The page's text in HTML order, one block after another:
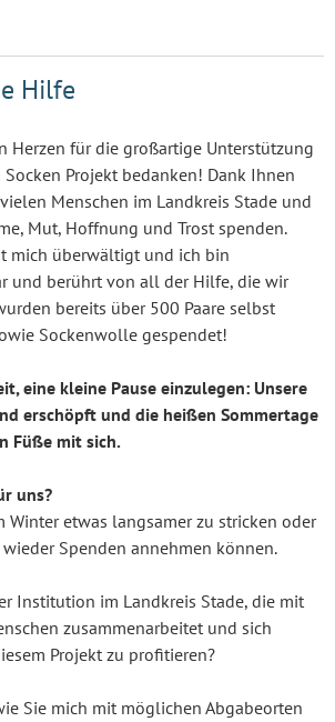
Hilfe
Herzen für die großartige Unterstützung
Projekt bedanken! Dank Ihnen
Menschen im Landkreis Stade und
Mut, Hoffnung und Trost spenden.
mich überwältigt und ich bin
und berührt von all der Hilfe, die wir
bereits über 500 Paare selbst
Sockenwolle gespendet!
eine kleine Pause einzulegen: Unsere
erschöpft und die heißen Sommertage
Füße mit sich.
uns?
Winter etwas langsamer zu stricken oder
Spenden annehmen können.
Institution im Landkreis Stade, die mit
zusammenarbeitet und sich
Projekt zu profitieren?
Sie mich mit möglichen Abgabeorten